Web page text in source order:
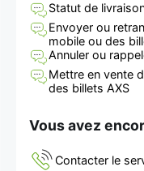
Statut de
Envoyer ou
mobile ou des
Annuler ou
Mettre en vente
des billets AXS
Vous avez
Contacter le